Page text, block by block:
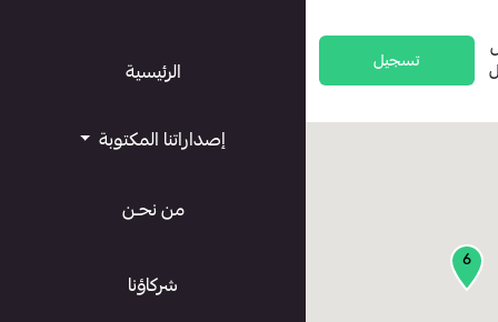
تسجيل
6
الرئيسية
إصداراتنا المكتوبة
من نحـن
شركاؤنا